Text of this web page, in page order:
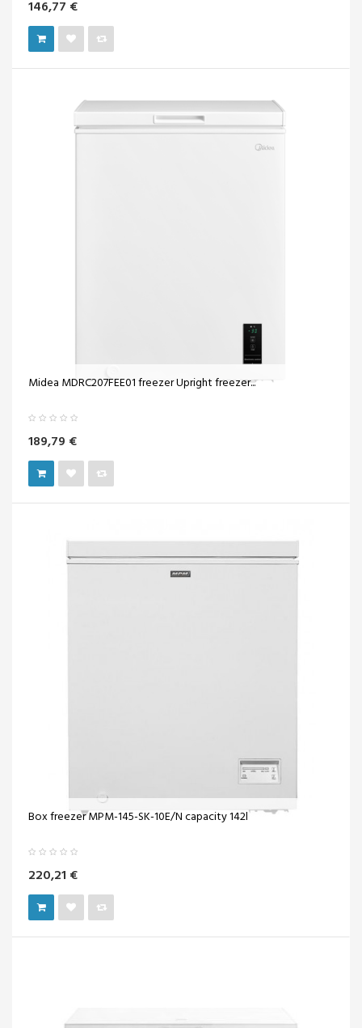
146,77 €
Midea MDRC207FEE01 freezer Upright freezer...
189,79 €
Box freezer MPM-145-SK-10E/N capacity 142l
220,21 €